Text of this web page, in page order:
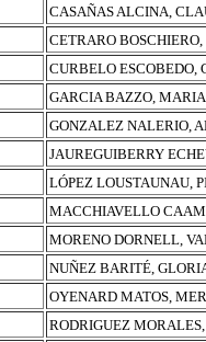
CASAÑAS ALCINA,
CETRARO
CURBELO ESCOBEDO,
GARCIA BAZZO,
GONZALEZ NALERIO,
JAUREGUIBERRY
LÓPEZ LOUSTAUNAU,
MACCHIAVELLO
MORENO DORNELL,
NUÑEZ BARITÉ,
OYENARD MATOS,
RODRIGUEZ